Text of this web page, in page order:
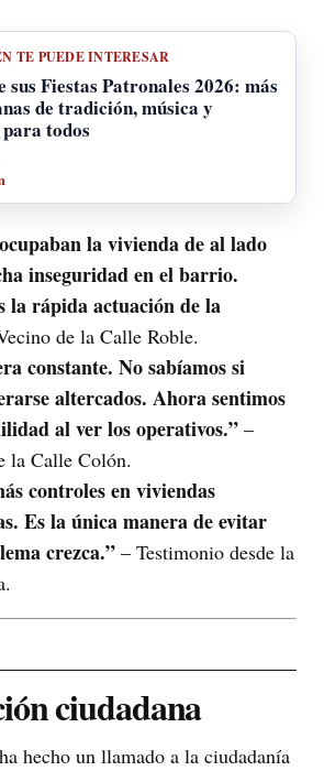
TE PUEDE INTERESAR
sus Fiestas Patronales 2026: más
de tradición, música y
todos
la vivienda de al lado
inseguridad en el barrio.
la rápida actuación de la
de la Calle Roble.
constante. No sabíamos si
altercados. Ahora sentimos
al ver los operativos.” –
la Calle Colón.
controles en viviendas
Es la única manera de evitar
crezca.” – Testimonio desde la
ciudadana
hecho un llamado a la ciudadanía